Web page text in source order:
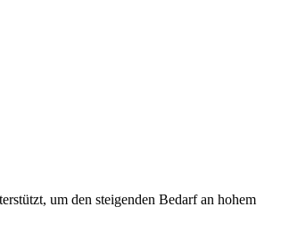
um den steigenden Bedarf an hohem